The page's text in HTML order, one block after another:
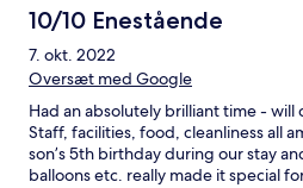
10/10 Enestående
7. okt. 2022
Oversæt med Google
Had an absolutely brilliant time -
Staff, facilities, food, cleanliness all
son’s 5th birthday during our stay
balloons etc. really made it special